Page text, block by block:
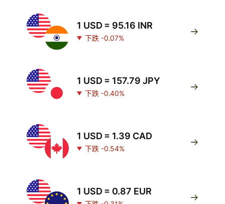
1 USD = 95.16 INR
下跌 -0.07%
1 USD = 157.79 JPY
下跌 -0.40%
1 USD = 1.39 CAD
下跌 -0.54%
1 USD = 0.87 EUR